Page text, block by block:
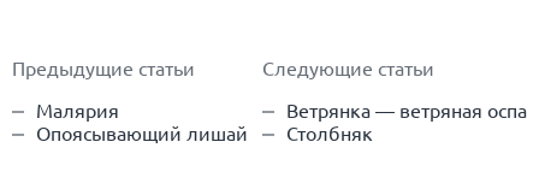
Предыдущие статьи
Малярия
Опоясывающий лишай
Следующие статьи
Ветрянка — ветряная оспа
Столбняк